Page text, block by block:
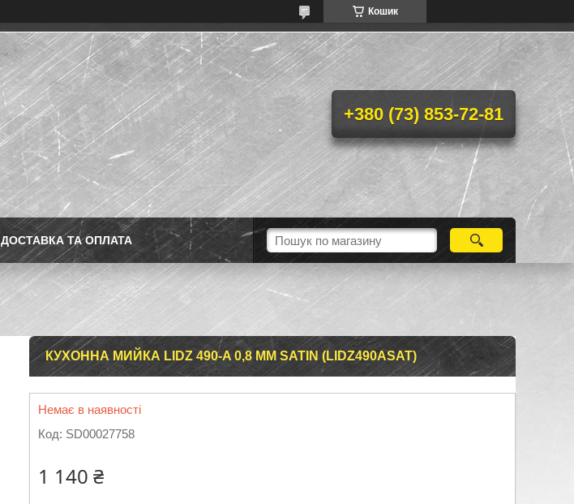
Кошик
+380 (73) 853-72-81
ДОСТАВКА ТА ОПЛАТА
КУХОННА МИЙКА LIDZ 490-A 0,8 ММ SATIN (LIDZ490ASAT)
Немає в наявності
Код: SD00027758
1 140 ₴